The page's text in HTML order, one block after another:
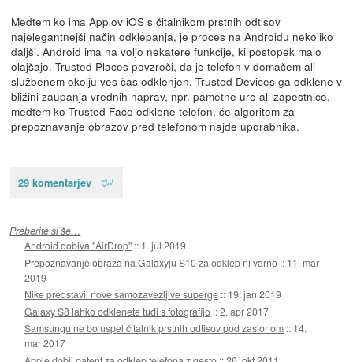
Medtem ko ima Applov iOS s čitalnikom prstnih odtisov
najelegantnejši način odklepanja, je proces na Androidu nekoliko
daljši. Android ima na voljo nekatere funkcije, ki postopek malo
olajšajo. Trusted Places povzroči, da je telefon v domačem ali
službenem okolju ves čas odklenjen. Trusted Devices ga odklene v
bližini zaupanja vrednih naprav, npr. pametne ure ali zapestnice,
medtem ko Trusted Face odklene telefon, če algoritem za
prepoznavanje obrazov pred telefonom najde uporabnika.
29 komentarjev
Preberite si še…
Android dobiva "AirDrop" :: 1. jul 2019
Prepoznavanje obraza na Galaxyju S10 za odklep ni varno :: 11. mar
2019
Nike predstavil nove samozavezljive superge :: 19. jan 2019
Galaxy S8 lahko odklenete tudi s fotografijo ::2. apr 2017
Samsungu ne bo uspel čitalnik prstnih odtisov pod zaslonom :: 14.
mar 2017